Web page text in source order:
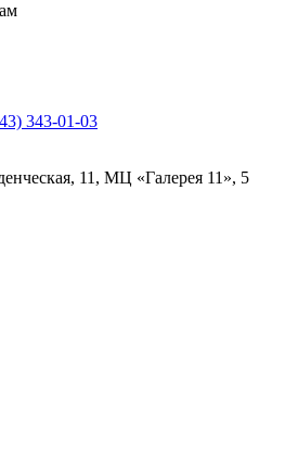
343-01-03
11, МЦ «Галерея 11», 5